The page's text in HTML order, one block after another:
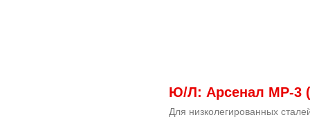
Ю/Л: Арсенал МР-3
Для низколегированных